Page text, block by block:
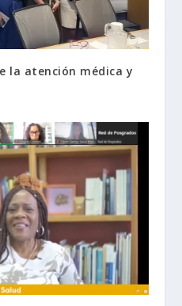
la atención médica y